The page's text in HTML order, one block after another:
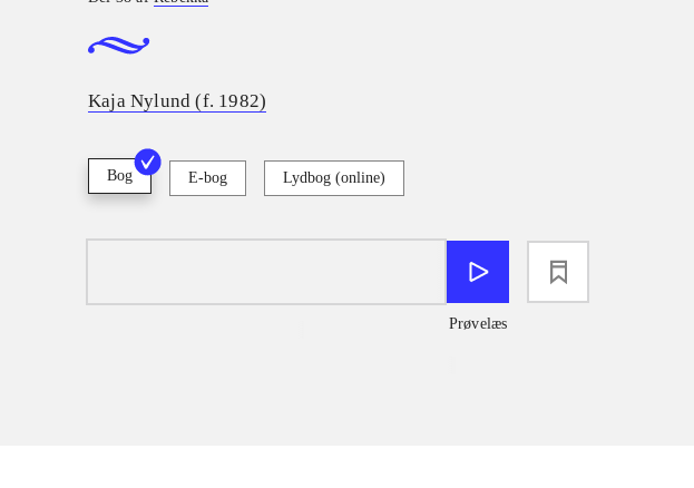
Kaja Nylund (f. 1982)
Bog E-bog Lydbog (online)
Prøvelæs